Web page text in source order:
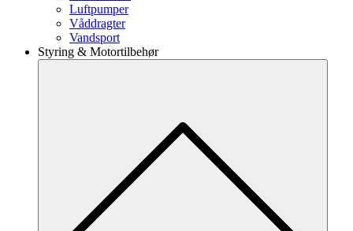
Luftpumper
Våddragter
Vandsport
Styring & Motortilbehør